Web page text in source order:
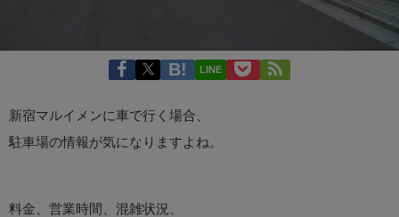
LINE
新宿マルイメンに車で行く場合、
駐車場の情報が気になりますよね。
料金、営業時間、混雑状況、